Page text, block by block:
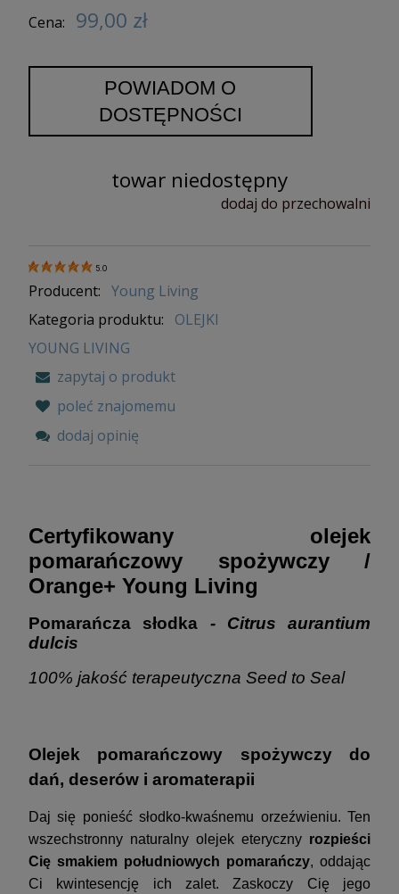
Cena:
99,00 zł
POWIADOM O
DOSTĘPNOŚCI
towar niedostępny
dodaj do przechowalni
5.0
Producent: Young Living
Kategoria produktu:
OLEJKI
YOUNG LIVING
zapytaj o produkt
poleć znajomemu
dodaj opinię
Certyfikowany olejek
pomarańczowy spożywczy /
Orange+ Young Living
Pomarańcza słodka - Citrus aurantium
dulcis
100% jakość terapeutyczna Seed to Seal
Olejek pomarańczowy spożywczy do
dań, deserów i aromaterapii
Daj się ponieść słodko-kwaśnemu orzeźwieniu. Ten
wszechstronny naturalny olejek eteryczny rozpieści
Cię smakiem południowych pomarańczy, oddając
Ci kwintesencję ich zalet. Zaskoczy Cię jego